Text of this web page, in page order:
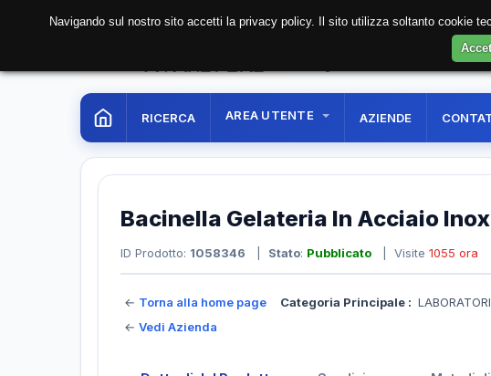
RICERCA AREA UTENTE AZIENDE
Bacinella Gelateria In Acciaio
ID Prodotto: 1058346 Stato: Pubblicato | Visite 1055 ora
← Torna alla home page
← Vedi Azienda
Categoria Principale :
Navigando sul nostro sito accetti la privacy policy. Il sito utilizza soltanto cookie